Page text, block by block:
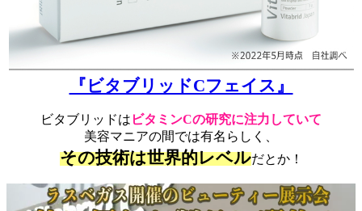
『ビタブリッドCフェイス』
ビタブリッドは ビタミンCの研究に注力していて
美容マニアの間では有名らしく、
その技術は世界的レベルだとか！